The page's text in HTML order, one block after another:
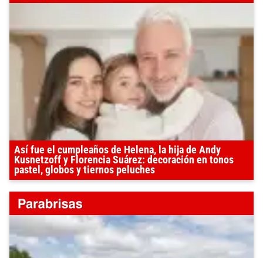
Así fue el cumpleaños de Helena, la hija de Andy
Kusnetzoff y Florencia Suárez: decoración en tonos
pastel, globos y tiernos peluches